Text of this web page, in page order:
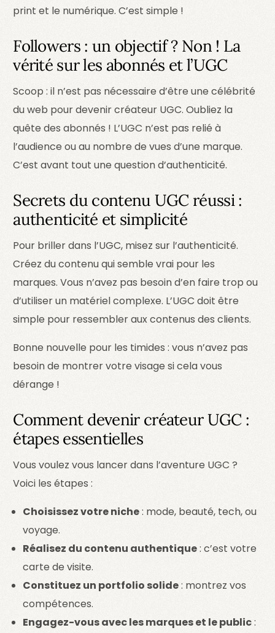
print et le numérique. C’est simple !
Followers : un objectif ? Non ! La
vérité sur les abonnés et l’UGC
Scoop : il n’est pas nécessaire d’être une célébrité
du web pour devenir créateur UGC. Oubliez la
quête des abonnés ! L’UGC n’est pas relié à
l’audience ou au nombre de vues d’une marque.
C’est avant tout une question d’authenticité.
Secrets du contenu UGC réussi :
authenticité et simplicité
Pour briller dans l’UGC, misez sur l’authenticité.
Créez du contenu qui semble vrai pour les
marques. Vous n’avez pas besoin d’en faire trop ou
d’utiliser un matériel complexe. L’UGC doit être
simple pour ressembler aux contenus des clients.
Bonne nouvelle pour les timides : vous n’avez pas
besoin de montrer votre visage si cela vous
dérange !
Comment devenir créateur UGC :
étapes essentielles
Vous voulez vous lancer dans l’aventure UGC ?
Voici les étapes :
Choisissez votre niche: mode, beauté, tech, ou
voyage.
Réalisez du contenu authentique: c’est votre
carte de visite.
Constituez un portfolio solide: montrez vos
compétences.
Engagez-vous avec les marques et le public: